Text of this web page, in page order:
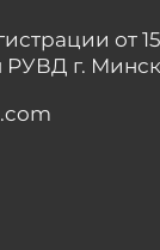
от
РУВД г.